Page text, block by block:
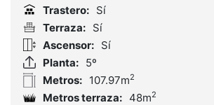
Trastero: Sí
Terraza: Sí
Ascensor: Sí
Planta: 5º
Metros: 107.97m2
Metros terraza: 48m2